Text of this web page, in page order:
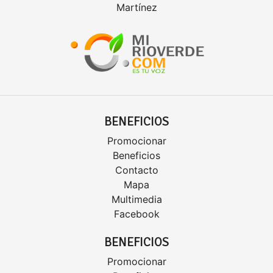
Martínez
BENEFICIOS
Promocionar
Beneficios
Contacto
Mapa
Multimedia
Facebook
BENEFICIOS
Promocionar